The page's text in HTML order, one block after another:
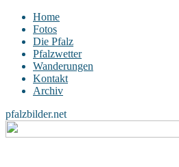
Home
Fotos
Die Pfalz
Pfalzwetter
Wanderungen
Kontakt
Archiv
pfalzbilder.net